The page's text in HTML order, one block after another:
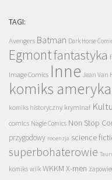
TAGI:
Avengers Batman Dark Horse
Egmontfantastyka
Image Comics Inne Jean Van
komiks
komiks historyczny kryminał
comics Nagle Comics Non Stop
przygodowy recenzja science
superbohaterowie
komiks wilk WKKM X-men